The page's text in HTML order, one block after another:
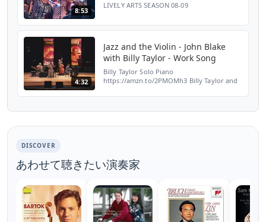
8:53
LIVELY ARTS SEASON 08-09
4:32
Jazz and the Violin - John Blake
with Billy Taylor - Work Song
Billy Taylor Solo Piano
https://amzn.to/2PMOMh3 Billy Taylor and
DISCOVER
あわせて聴きたい演奏家